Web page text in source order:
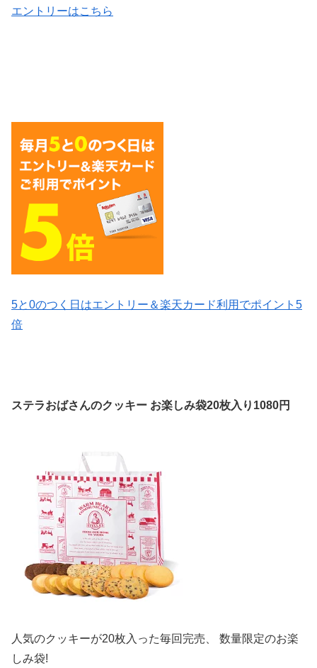
エントリーはこちら
5と0のつく日はエントリー＆楽天カード利用でポイント5
倍
ステラおばさんのクッキー お楽しみ袋20枚入り1080円
人気のクッキーが20枚入った毎回完売、 数量限定のお楽
しみ袋!